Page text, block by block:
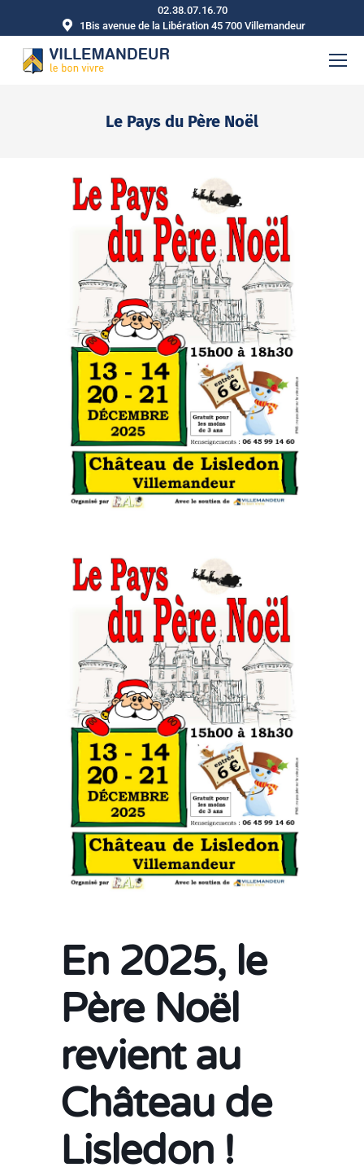
02.38.07.16.70
1Bis avenue de la Libération 45 700 Villemandeur
Le Pays du Père Noël
En 2025, le
Père Noël
revient au
Château de
Lisledon !